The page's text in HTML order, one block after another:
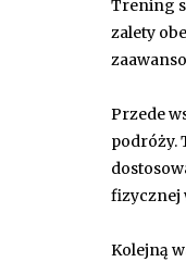
Trening
zalety
Przede
podróży.
fizycznej
Kolejną